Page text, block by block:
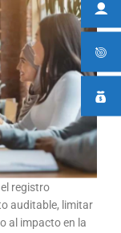
registro
auditable, limitar
al impacto en la